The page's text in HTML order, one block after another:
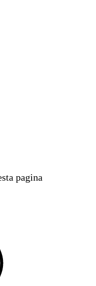
pagina